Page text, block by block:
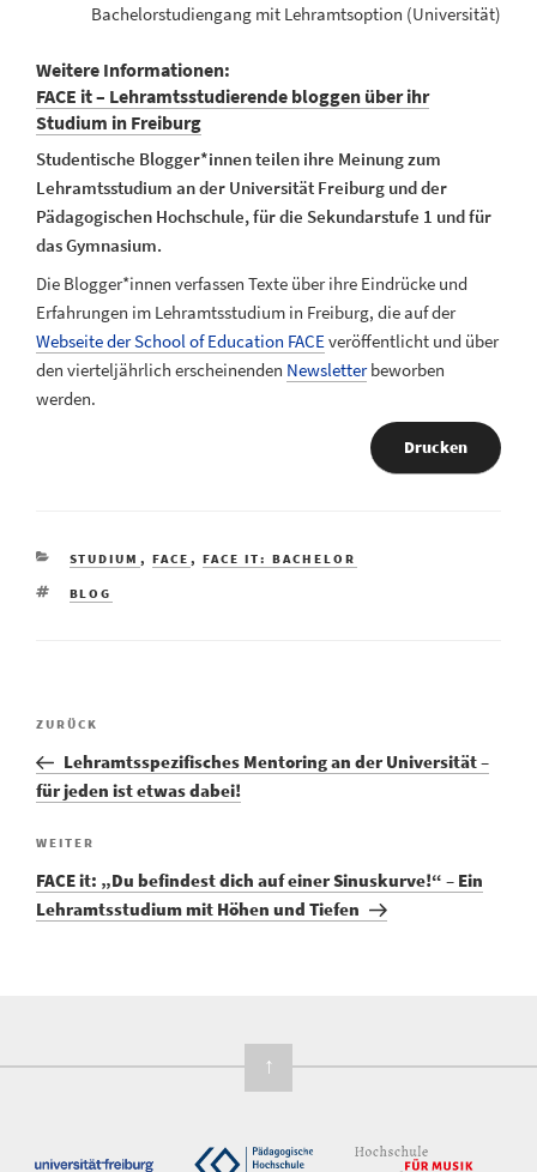
Bachelorstudiengang mit Lehramtsoption (Universität)
Weitere Informationen:
FACE it – Lehramtsstudierende bloggen über ihr
Studium in Freiburg
Studentische Blogger*innen teilen ihre Meinung zum
Lehramtsstudium an der Universität Freiburg und der
Pädagogischen Hochschule, für die Sekundarstufe 1 und für
das Gymnasium.
Die Blogger*innen verfassen Texte über ihre Eindrücke und
Erfahrungen im Lehramtsstudium in Freiburg, die auf der
Webseite der School of Education FACE veröffentlicht und über
den vierteljährlich erscheinenden Newsletterbeworben
werden.
Drucken
KATEGORIEN
STUDIUM , FACE , FACE IT: BACHELOR
SCHLAGWÖRTER
BLOG
Beitragsnavigation
Vorheriger
Beitrag
ZURÜCK
Lehramtsspezifisches Mentoring an der Universität –
für jeden ist etwas dabei!
Nächster
Beitrag
WEITER
FACE it: „Du befindest dich auf einer Sinuskurve!“ – Ein
Lehramtsstudium mit Höhen und Tiefen
↑